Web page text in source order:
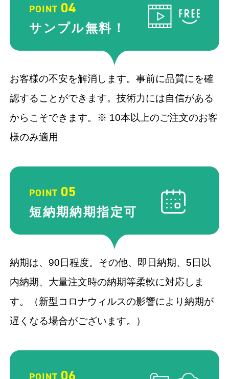
POINT 04
サンプル無料！
お客様の不安を解消します。事前に品質にを確
認することができます。技術力には自信がある
からこそできます。※ 10本以上のご注文のお客
様のみ適用
POINT 05
短納期納期指定可
納期は、90⽇程度。その他、即⽇納期、5⽇以
内納期、⼤量注⽂時の納期等柔軟に対応しま
す。（新型コロナウィルスの影響により納期が
遅くなる場合がございます。）
06